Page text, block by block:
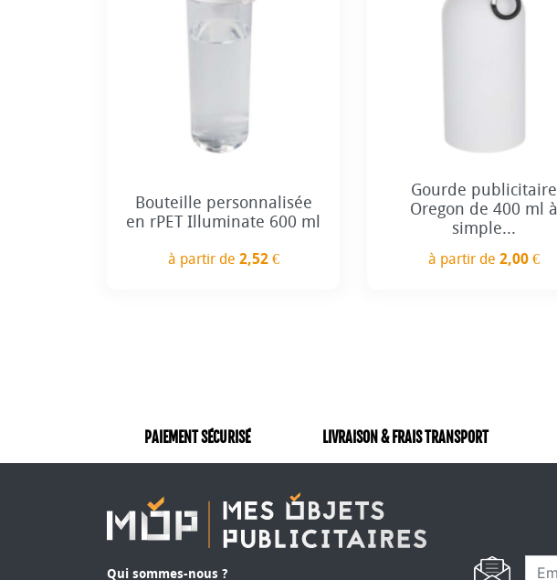
Bouteille personnalisée
en rPET Illuminate 600 ml
à partir de 2,52 €
Gourde publicitaire
Oregon de 400 ml à
simple...
à partir de 2,00 €
PAIEMENT SÉCURISÉ LIVRAISON & FRAIS TRANSPORT
Qui sommes-nous ?